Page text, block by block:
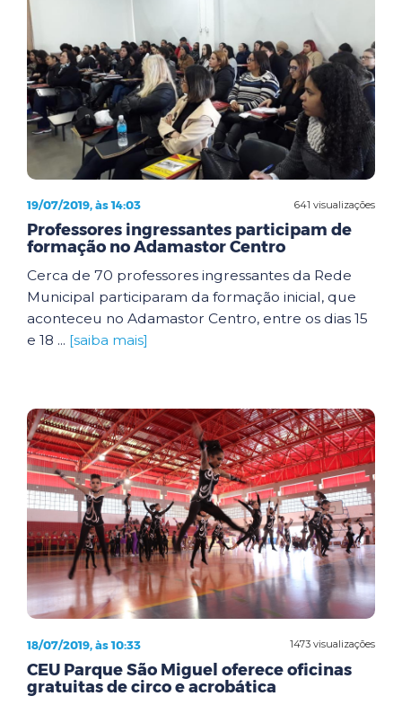
641 visualizações
19/07/2019, às 14:03
Professores ingressantes participam de
formação no Adamastor Centro
Cerca de 70 professores ingressantes da Rede
Municipal participaram da formação inicial, que
aconteceu no Adamastor Centro, entre os dias 15
e 18 ... [saiba mais]
1473 visualizações
18/07/2019, às 10:33
CEU Parque São Miguel oferece oficinas
gratuitas de circo e acrobática